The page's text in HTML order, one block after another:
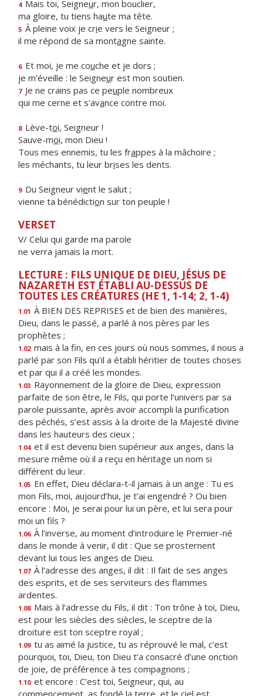
4 Mais toi, Seigneur, mon bouclier,
ma gloire, tu tiens haute ma tête.
5 À pleine voix je crie vers le Seigneur ;
il me répond de sa montagne sainte.
6 Et moi, je me couche et je dors ;
je m'éveille : le Seigneur est mon soutien.
7 Je ne crains pas ce peuple nombreux
qui me cerne et s'avance contre moi.
8 Lève-toi, Seigneur !
Sauve-moi, mon Dieu !
Tous mes ennemis, tu les frappes à la mâchoire ;
les méchants, tu leur brises les dents.
9 Du Seigneur vient le salut ;
vienne ta bénédiction sur ton peuple !
VERSET
V/ Celui qui garde ma parole
ne verra jamais la mort.
LECTURE : FILS UNIQUE DE DIEU, JÉSUS DE
NAZARETH EST ÉTABLI AU-DESSUS DE
TOUTES LES CRÉATURES (HE 1, 1-14; 2, 1-4)
1.01 À BIEN DES REPRISES et de bien des manières,
Dieu, dans le passé, a parlé à nos pères par les
prophètes ;
1.02 mais à la fin, en ces jours où nous sommes, il nous a
parlé par son Fils qu’il a établi héritier de toutes choses
et par qui il a créé les mondes.
1.03 Rayonnement de la gloire de Dieu, expression
parfaite de son être, le Fils, qui porte l’univers par sa
parole puissante, après avoir accompli la purification
des péchés, s’est assis à la droite de la Majesté divine
dans les hauteurs des cieux ;
1.04 et il est devenu bien supérieur aux anges, dans la
mesure même où il a reçu en héritage un nom si
différent du leur.
1.05 En effet, Dieu déclara-t-il jamais à un ange : Tu es
mon Fils, moi, aujourd’hui, je t’ai engendré ? Ou bien
encore : Moi, je serai pour lui un père, et lui sera pour
moi un fils ?
1.06 À l’inverse, au moment d’introduire le Premier-né
dans le monde à venir, il dit : Que se prosternent
devant lui tous les anges de Dieu.
1.07 À l’adresse des anges, il dit : Il fait de ses anges
des esprits, et de ses serviteurs des flammes
ardentes.
1.08 Mais à l’adresse du Fils, il dit : Ton trône à toi, Dieu,
est pour les siècles des siècles, le sceptre de la
droiture est ton sceptre royal ;
1.09 tu as aimé la justice, tu as réprouvé le mal, c’est
pourquoi, toi, Dieu, ton Dieu t’a consacré d’une onction
de joie, de préférence à tes compagnons ;
1.10 et encore : C’est toi, Seigneur, qui, au
commencement, as fondé la terre, et le ciel est